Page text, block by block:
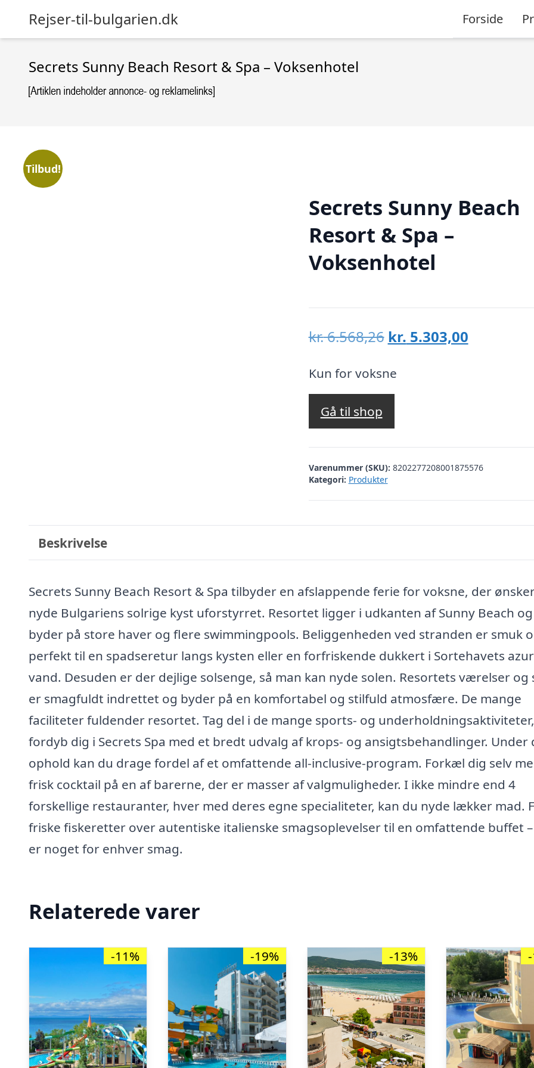
Rejser-til-bulgarien.dk Forside
Secrets Sunny Beach Resort & Spa – Voksenhotel
Tilbud!
Secrets Sunny Beach
Resort & Spa –
Voksenhotel
kr.6.568,26 Den
pris
var:
kr. 5.303,00Den
Kun for voksne
Gå til shop
Varenummer (SKU): 8202277208001875576
Kategori: Produkter
Beskrivelse
Secrets Sunny Beach Resort & Spa tilbyder en afslappende ferie for voksne, der
nyde Bulgariens solrige kyst uforstyrret. Resortet ligger i udkanten af Sunny Beach og
byder på store haver og flere swimmingpools. Beliggenheden ved stranden er smuk
perfekt til en spadseretur langs kysten eller en forfriskende dukkert i Sortehavets
vand. Desuden er der dejlige solsenge, så man kan nyde solen. Resortets værelser og
er smagfuldt indrettet og byder på en komfortabel og stilfuld atmosfære. De mange
faciliteter fuldender resortet. Tag del i de mange sports- og
fordyb dig i Secrets Spa med et bredt udvalg af krops- og ansigtsbehandlinger. Under
ophold kan du drage fordel af et omfattende all-inclusive-program. Forkæl dig selv
frisk cocktail på en af barerne, der er masser af valgmuligheder. I ikke mindre end 4
forskellige restauranter, hver med deres egne specialiteter, kan du nyde lækker mad.
friske fiskeretter over autentiske italienske smagsoplevelser til en omfattende buffet
er noget for enhver smag.
Relaterede varer
-11% -19% -13%